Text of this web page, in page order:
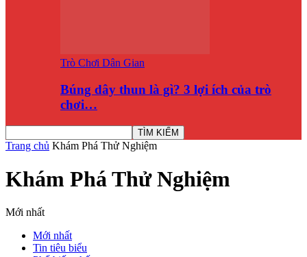
Trò Chơi Dân Gian
Búng dây thun là gì? 3 lợi ích của trò
chơi…
Trang chủ Khám Phá Thử Nghiệm
Khám Phá Thử Nghiệm
Mới nhất
Mới nhất
Tin tiêu biểu